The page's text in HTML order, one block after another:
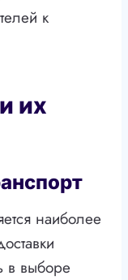
к
их
наиболее
в выборе